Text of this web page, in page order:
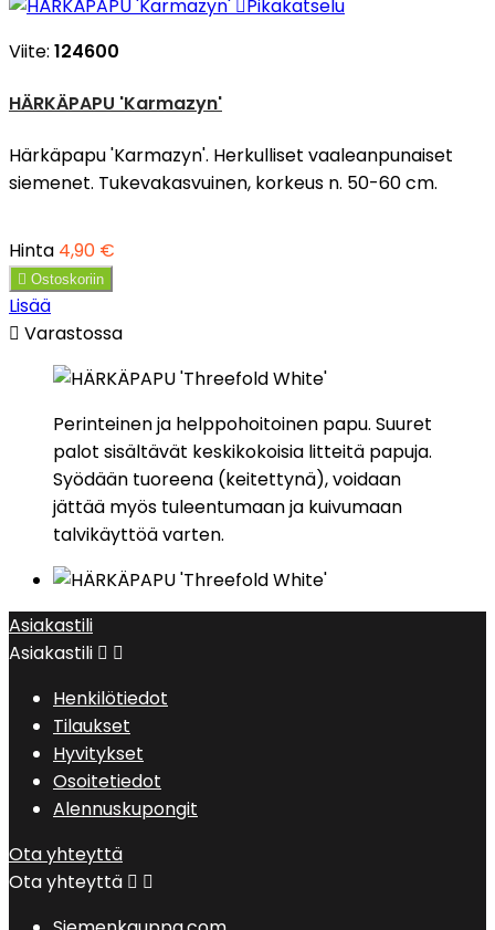
Pikakatselu
Viite: 124600
HÄRKÄPAPU 'Karmazyn'
Härkäpapu 'Karmazyn'. Herkulliset vaaleanpunaiset
siemenet. Tukevakasvuinen, korkeus n. 50-60 cm.
Hinta 4,90 €
 Ostoskoriin
Lisää
 Varastossa
Perinteinen ja helppohoitoinen papu. Suuret
palot sisältävät keskikokoisia litteitä papuja.
Syödään tuoreena (keitettynä), voidaan
jättää myös tuleentumaan ja kuivumaan
talvikäyttöä varten.
Asiakastili
Asiakastili  
Henkilötiedot
Tilaukset
Hyvitykset
Osoitetiedot
Alennuskupongit
Ota yhteyttä
Ota yhteyttä  